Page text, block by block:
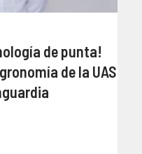
de punta!
de la UAS